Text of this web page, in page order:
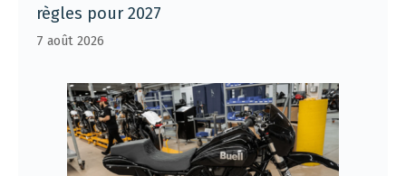
règles pour 2027
7 août 2026